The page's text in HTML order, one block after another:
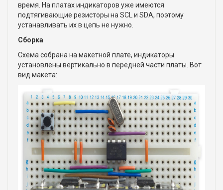
время. На платах индикаторов уже имеются
подтягивающие резисторы на SCL и SDA, поэтому
устанавливать их в цепь не нужно.
Сборка
Схема собрана на макетной плате, индикаторы
установлены вертикально в передней части платы. Вот
вид макета: